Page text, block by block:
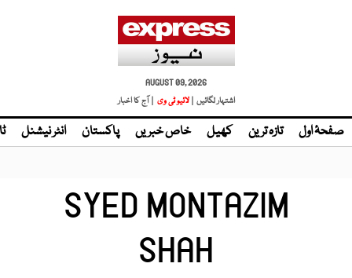
AUGUST 09, 2026
اشتہار لگائیں | لائیو ٹی وی | آج کا اخبار
صفحۂ اول تازہ ترین کھیل خاص خبریں پاکستان انٹر نیشنل
SYED MONTAZIM
SHAH